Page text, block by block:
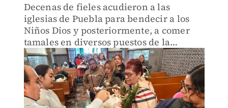
Decenas de fieles acudieron a las
iglesias de Puebla para bendecir a los
Niños Dios y posteriormente, a comer
tamales en diversos puestos de la
entidad.